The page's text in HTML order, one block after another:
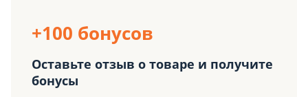
+100 бонусов
Оставьте отзыв о товаре и получите
бонусы